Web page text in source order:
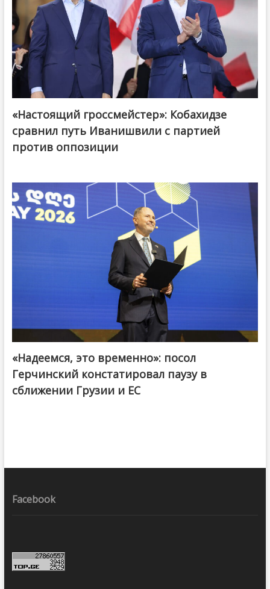
@ქართული ოცნება / Georgian Dream
«Настоящий гроссмейстер»: Кобахидзе
сравнил путь Иванишвили с партией
против оппозиции
«Надеемся, это временно»: посол
Герчинский констатировал паузу в
сближении Грузии и ЕС
Facebook